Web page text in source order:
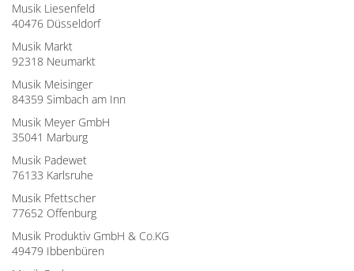
Musik Liesenfeld
40476 Düsseldorf
Musik Markt
92318 Neumarkt
Musik Meisinger
84359 Simbach am Inn
Musik Meyer GmbH
35041 Marburg
Musik Padewet
76133 Karlsruhe
Musik Pfettscher
77652 Offenburg
Musik Produktiv GmbH & Co.KG
49479 Ibbenbüren